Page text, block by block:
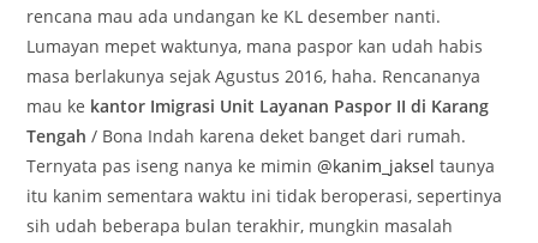
rencana mau ada undangan ke KL desember nanti.
Lumayan mepet waktunya, mana paspor kan udah habis
masa berlakunya sejak Agustus 2016, haha. Rencananya
mau ke kantor Imigrasi Unit Layanan Paspor II di Karang
Tengah / Bona Indah karena deket banget dari rumah.
Ternyata pas iseng nanya ke mimin@kanim_jaksel taunya
itu kanim sementara waktu ini tidak beroperasi, sepertinya
sih udah beberapa bulan terakhir, mungkin masalah